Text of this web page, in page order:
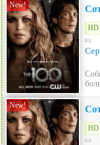
New!
HD
New!
HD